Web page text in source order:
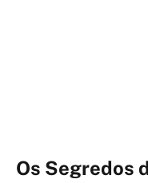
Os Segredos